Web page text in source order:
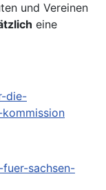
und Vereinen
eine
die-
sachsen-